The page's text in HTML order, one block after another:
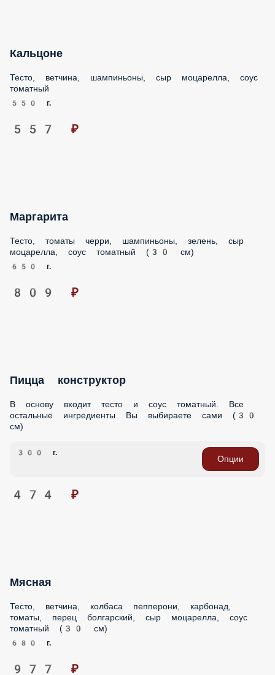
Кальцоне
Тесто, ветчина, шампиньоны, сыр моцарелла, соус
томатный
550 г.
557 ₽
Маргарита
Тесто, томаты черри, шампиньоны, зелень, сыр
моцарелла, соус томатный (30 см)
650 г.
809 ₽
Пицца конструктор
В основу входит тесто и соус томатный. Все
остальные ингредиенты Вы выбираете сами (30
см)
300 г.
Опции
474 ₽
Мясная
Тесто, ветчина, колбаса пепперони, карбонад,
томаты, перец болгарский, сыр моцарелла, соус
томатный (30 см)
680 г.
977 ₽